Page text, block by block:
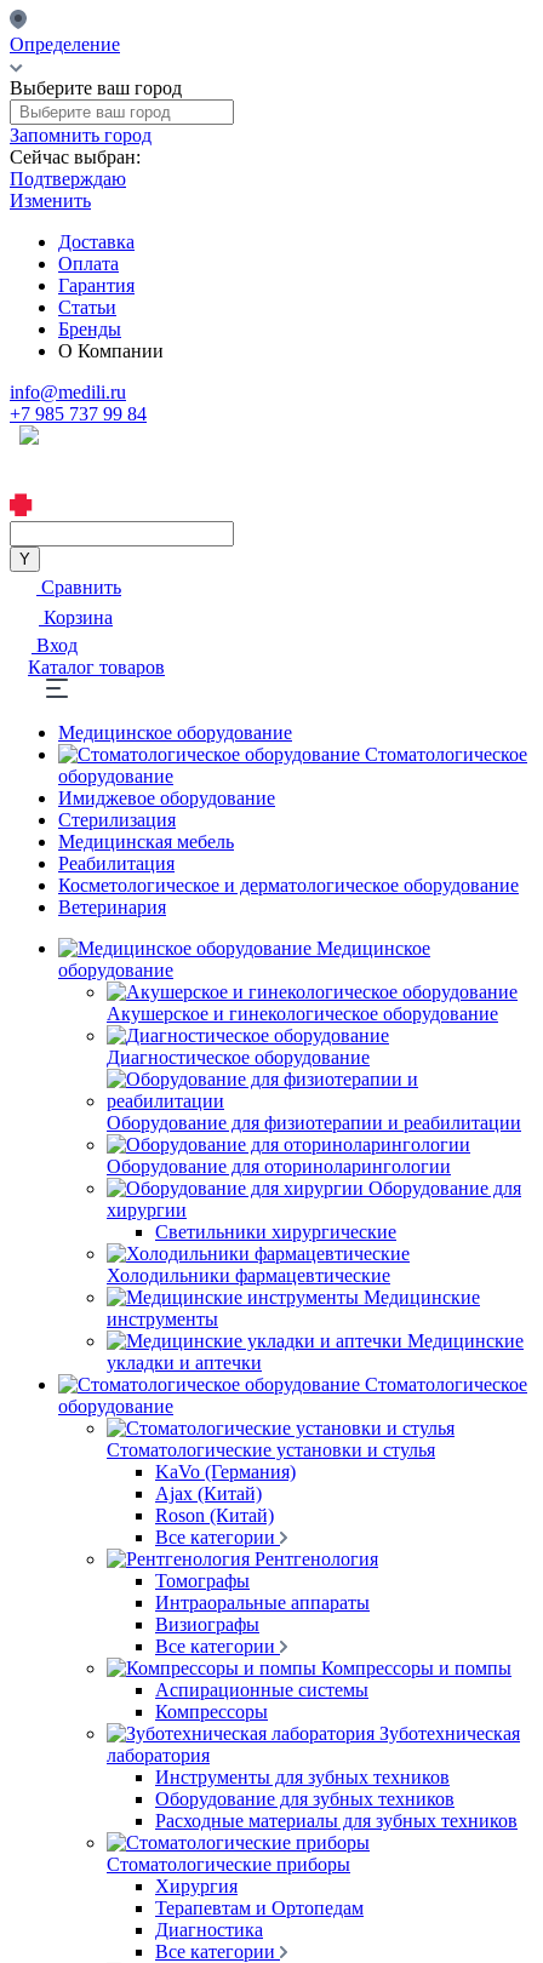
Определение
Выберите ваш город
Запомнить город
Сейчас выбран:
Подтверждаю
Изменить
Доставка
Оплата
Гарантия
Статьи
Бренды
О Компании
info@medili.ru
+7 985 737 99 84
Сравнить
Корзина
Вход
Каталог товаров
Медицинское оборудование
Стоматологическое
оборудование
Имиджевое оборудование
Стерилизация
Медицинская мебель
Реабилитация
Косметологическое и дерматологическое оборудование
Ветеринария
Медицинское
оборудование
Акушерское и гинекологическое оборудование
Диагностическое оборудование
Оборудование для физиотерапии и реабилитации
Оборудование для оториноларингологии
Оборудование для
хирургии
Светильники хирургические
Холодильники фармацевтические
Медицинские
инструменты
Медицинские
укладки и аптечки
Стоматологическое
оборудование
Стоматологические установки и стулья
KaVo (Германия)
Ajax (Китай)
Roson (Китай)
Все категории
Рентгенология
Томографы
Интраоральные аппараты
Визиографы
Все категории
Компрессоры и помпы
Аспирационные системы
Компрессоры
Зуботехническая
лаборатория
Инструменты для зубных техников
Оборудование для зубных техников
Расходные материалы для зубных техников
Стоматологические приборы
Хирургия
Терапевтам и Ортопедам
Диагностика
Все категории